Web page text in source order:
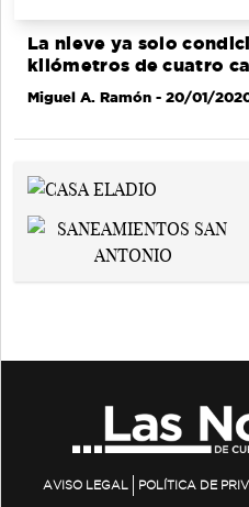
La nieve ya solo
kilómetros de cuatro
Miguel A. Ramón - 20/01/
AVISO LEGAL POLÍTICA DE